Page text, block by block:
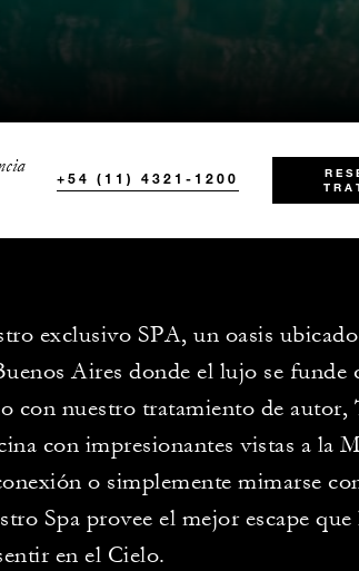
+54 (11) 4321-1200
exclusivo SPA, un oasis
Aires donde el lujo se funde
con nuestro tratamiento de autor,
con impresionantes vistas a la
o simplemente mimarse
Spa provee el mejor escape que
en el Cielo.